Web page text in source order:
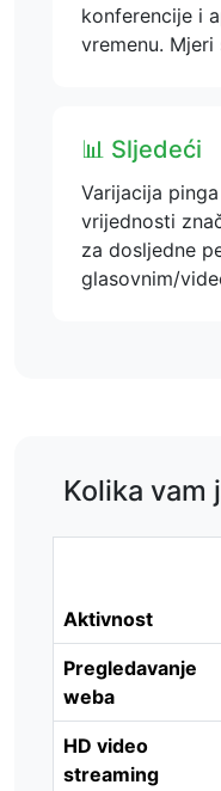
konferencije i
vremenu. Mjeri
📊 Sljedeći
Varijacija
vrijednosti
za dosljedne
glasovnim/
Kolika vam
Aktivnost
Pregledavanje
weba
HD video
streaming